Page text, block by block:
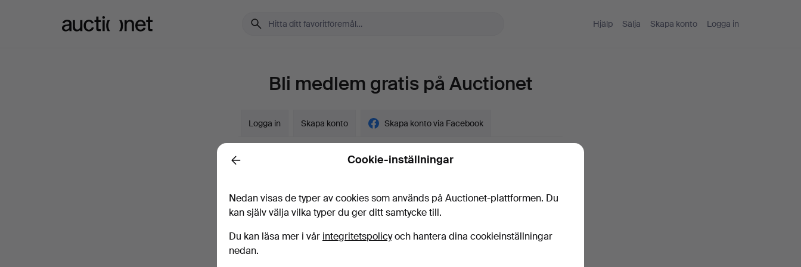
Hjälp Sälja Skapa konto Logga in
Bli medlem gratis på Auctionet
Logga in Skapa konto Skapa konto via Facebook
Företagskund?
Back Cookie-inställningar
Nedan visas de typer av cookies som används på Auctionet-plattformen. Du
kan själv välja vilka typer du ger ditt samtycke till.
Du kan läsa mer i vår integritetspolicyoch hantera dina cookieinställningar
nedan.